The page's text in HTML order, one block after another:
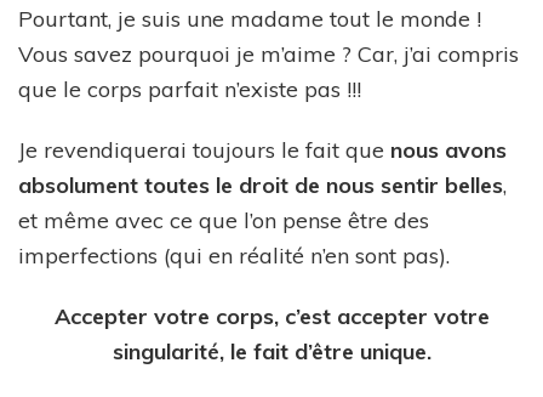
Pourtant, je suis une madame tout le monde !
Vous savez pourquoi je m’aime ? Car, j’ai compris
que le corps parfait n’existe pas !!!
Je revendiquerai toujours le fait que nous avons
absolument toutes le droit de nous sentir belles,
et même avec ce que l’on pense être des
imperfections (qui en réalité n’en sont pas).
Accepter votre corps, c’est accepter votre
singularité, le fait d’être unique.